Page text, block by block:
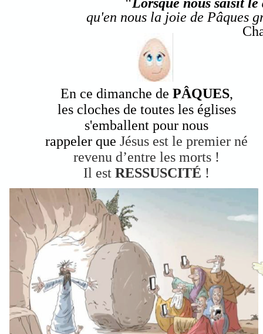
En ce dimanche de PÂQUES,
les cloches de toutes les églises
s'emballent pour nous
rappeler queJésus est le premier né
revenu d’entre les morts !
Il estRESSUSCITÉ !
qu'en nous la joie de Pâques